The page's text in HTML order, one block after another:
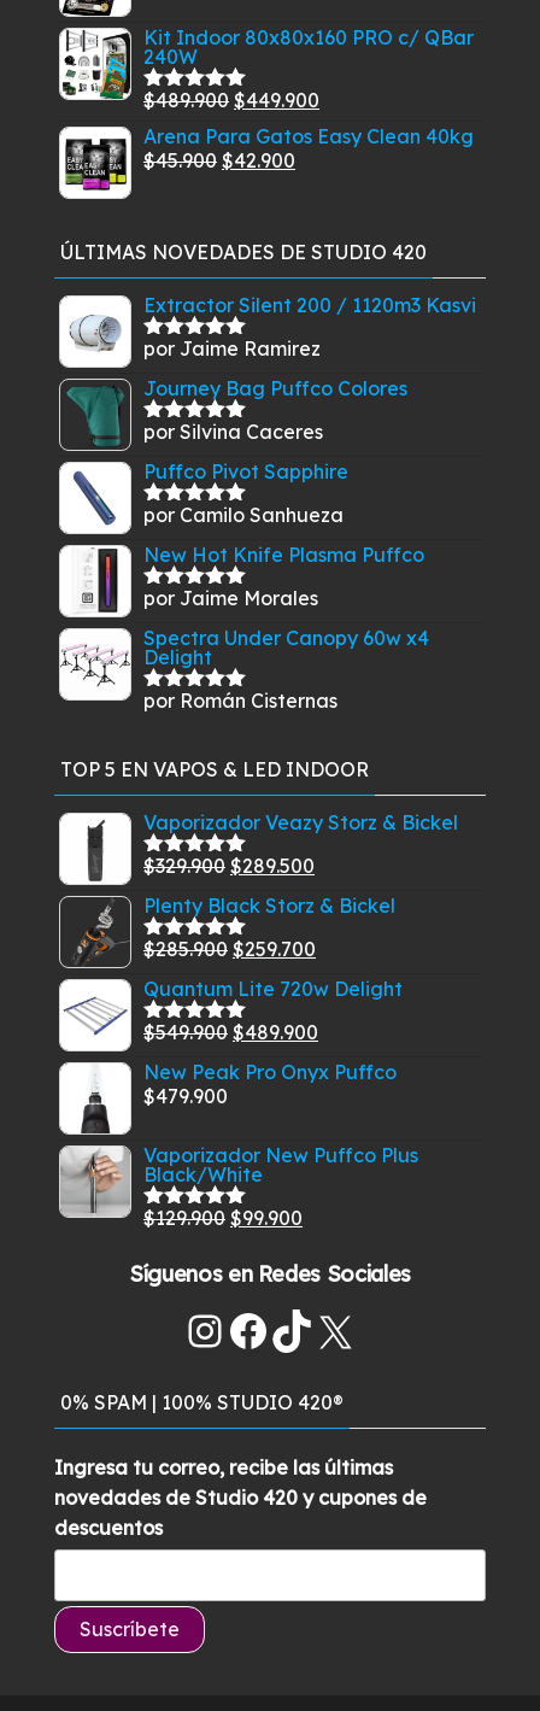
original
era:
$29.910.
actual
$27.210.
Kit Indoor 80x80x160 PRO c/ QBar
240W
Valorado
con
5.00de
5
$489.900 El
precio
original
$449.900
precio
Arena Para Gatos Easy Clean 40kg
$45.900 El
era:
$45.900.
$42.900
es:
$42.900.
ÚLTIMAS NOVEDADES DE STUDIO 420
Extractor Silent 200 / 1120m3 Kasvi
Valorado
por Jaime Ramirez
Journey Bag Puffco Colores
Valorado
por Silvina Caceres
Puffco Pivot Sapphire
Valorado
por Camilo Sanhueza
New Hot Knife Plasma Puffco
Valorado
por Jaime Morales
Spectra Under Canopy 60w x4
Delight
Valorado
por Román Cisternas
TOP 5 EN VAPOS & LED INDOOR
Vaporizador Veazy Storz & Bickel
Valorado
5
$329.900 El
precio
original
era:
$329.900.
$289.500
precio
es:
$289.500.
Plenty Black Storz & Bickel
Valorado
5
$285.900 El
precio
original
era:
$285.900.
$259.700
precio
es:
$259.700.
Quantum Lite 720w Delight
Valorado
5
$549.900 El
precio
$549.900.
$489.900
precio
$489.900.
New Peak Pro Onyx Puffco
$479.900
Vaporizador New Puffco Plus
Black/White
Valorado
5
$129.900 El
original
era:
$129.900.
$99.900
actual
$99.900.
Síguenos en Redes Sociales
Instagram
Facebook
TikTok
X
0% SPAM | 100% STUDIO 420®
Ingresa tu correo, recibe las últimas
novedades de Studio 420 y cupones de
descuentos